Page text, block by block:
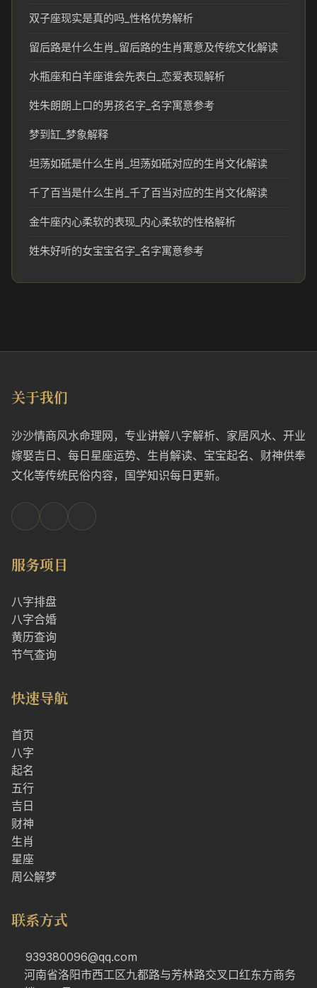
双子座现实是真的吗_性格优势解析
留后路是什么生肖_留后路的生肖寓意及传统文化解读
水瓶座和白羊座谁会先表白_恋爱表现解析
姓朱朗朗上口的男孩名字_名字寓意参考
梦到缸_梦象解释
坦荡如砥是什么生肖_坦荡如砥对应的生肖文化解读
千了百当是什么生肖_千了百当对应的生肖文化解读
金牛座内心柔软的表现_内心柔软的性格解析
姓朱好听的女宝宝名字_名字寓意参考
关于我们
沙沙情商风水命理网，专业讲解八字解析、家居风水、开业
嫁娶吉日、每日星座运势、生肖解读、宝宝起名、财神供奉
文化等传统民俗内容，国学知识每日更新。
服务项目
八字排盘
八字合婚
黄历查询
节气查询
快速导航
首页
八字
起名
五行
吉日
财神
生肖
星座
周公解梦
联系方式
939380096@qq.com
河南省洛阳市西工区九都路与芳林路交叉口红东方商务